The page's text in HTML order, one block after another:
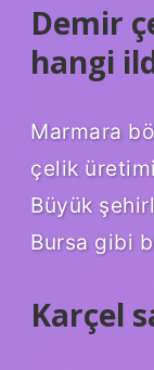
Demir
hangi
Marmara
çelik
Büyük
Bursa gibi
Karçel